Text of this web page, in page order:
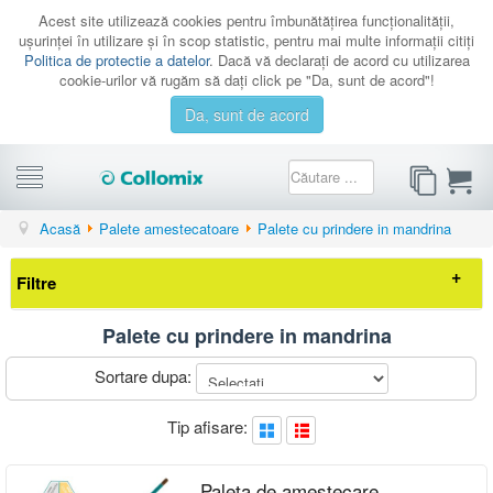
Acest site utilizează cookies pentru îmbunătăţirea funcţionalităţii,
uşurinţei în utilizare şi în scop statistic, pentru mai multe informaţii citiţi
Politica de protectie a datelor. Dacă vă declaraţi de acord cu utilizarea
cookie-urilor vă rugăm să daţi click pe "Da, sunt de acord"!
Da, sunt de acord
CATEGORII
CATALOAGE
CONTACT
AUTENTIFICARE
Acasă Palete amestecatoare Palete cu prindere in mandrina
Filtre
Elimina filtrele
Preț
Palete cu prindere in mandrina
Sortare dupa:
Tip afisare: